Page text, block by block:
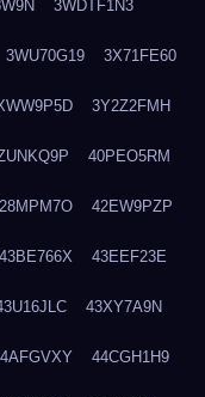
3WDTF1N3
3WU70G19 3X71FE60
3Y2Z2FMH
40PEO5RM
42EW9PZP
43BE766X 43EEF23E
43XY7A9N
44CGH1H9